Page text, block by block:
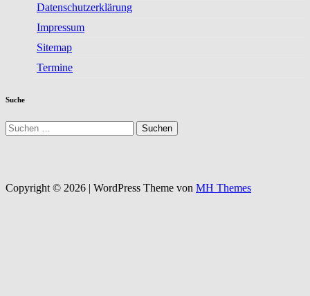
Datenschutzerklärung
Impressum
Sitemap
Termine
Suche
Suchen
nach:
Copyright © 2026 | WordPress Theme von MH Themes